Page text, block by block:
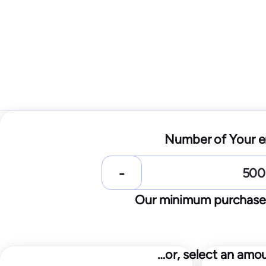
Number of Your
Our minimum
…or, select an
/month
test emails
IPs / domains monitored
25